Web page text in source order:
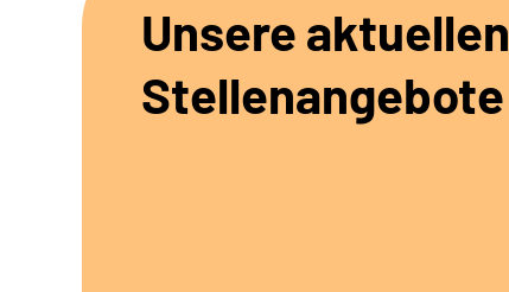
Unsere aktuellen
Stellenangebote